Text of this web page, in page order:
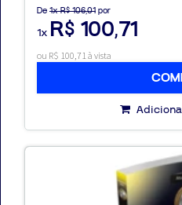
De 1x R$ 106,01 por
1x R$ 100,71
ou R$ 100,71 à vista